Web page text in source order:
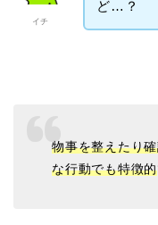
イチ
ど…？
物事を整えたり
な行動でも特徴的